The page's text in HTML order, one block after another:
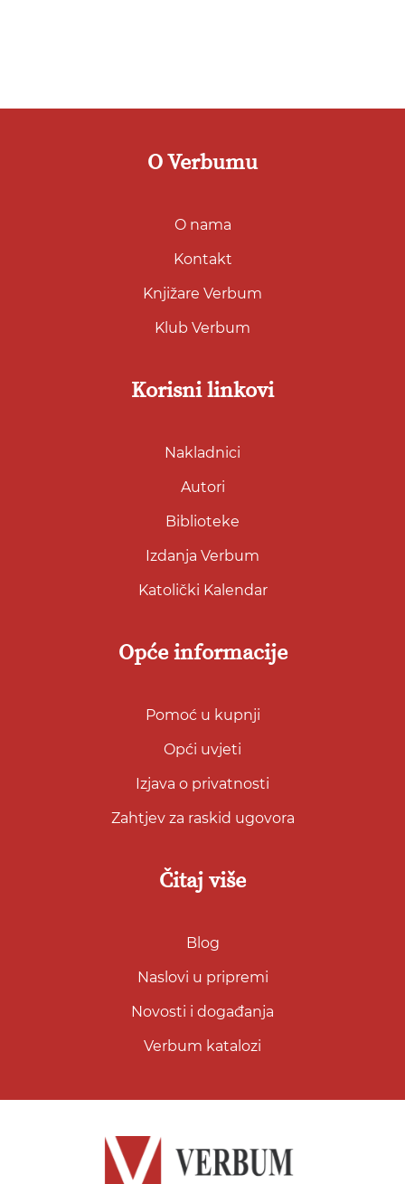
O Verbumu
O nama
Kontakt
Knjižare Verbum
Klub Verbum
Korisni linkovi
Nakladnici
Autori
Biblioteke
Izdanja Verbum
Katolički Kalendar
Opće informacije
Pomoć u kupnji
Opći uvjeti
Izjava o privatnosti
Zahtjev za raskid ugovora
Čitaj više
Blog
Naslovi u pripremi
Novosti i događanja
Verbum katalozi